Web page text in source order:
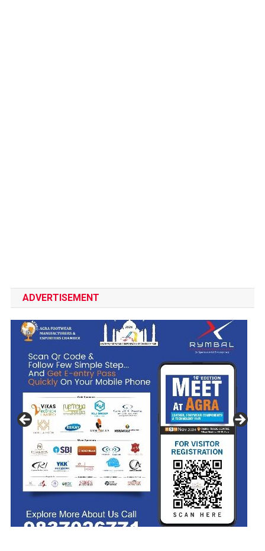
ADVERTISEMENT